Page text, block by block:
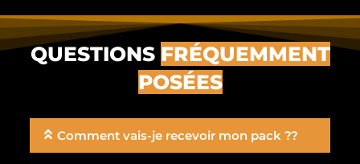
QUESTIONS FRÉQUEMMENT
POSÉES
Comment vais-je recevoir mon pack ??